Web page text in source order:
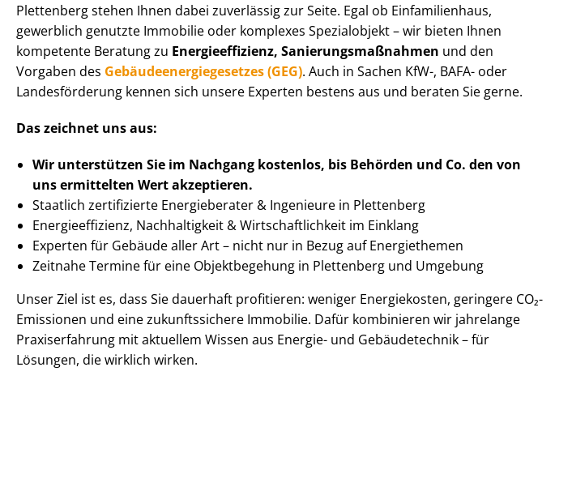
Plettenberg stehen Ihnen dabei zuverlässig zur Seite. Egal ob Einfamilienhaus,
gewerblich genutzte Immobilie oder komplexes Spezialobjekt – wir bieten Ihnen
kompetente Beratung zu En­er­gie­ef­fi­zi­enz, Sa­nie­rungs­maß­nah­men und den
Vorgaben des Ge­bäu­de­en­er­gie­ge­set­zes (GEG). Auch in Sachen KfW-, BAFA- oder
Landesförderung kennen sich unsere Experten bestens aus und beraten Sie gerne.
Das zeichnet uns aus:
Wir unterstützen Sie im Nachgang kostenlos, bis Behörden und Co. den von
uns ermittelten Wert akzeptieren.
Staatlich zertifizierte Energieberater & Ingenieure in Plettenberg
En­er­gie­ef­fi­zi­enz, Nachhaltigkeit & Wirt­schaft­lich­keit im Einklang
Experten für Gebäude aller Art – nicht nur in Bezug auf Energiethemen
Zeitnahe Termine für eine Objektbegehung in Plettenberg und Umgebung
Unser Ziel ist es, dass Sie dauerhaft profitieren: weniger Energiekosten, geringere CO₂-
Emissionen und eine zukunftssichere Immobilie. Dafür kombinieren wir jahrelange
Praxiserfahrung mit aktuellem Wissen aus Energie- und Gebäudetechnik – für
Lösungen, die wirklich wirken.